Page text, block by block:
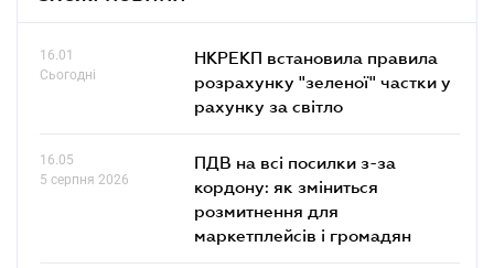
16.01
Сьогодні
НКРЕКП встановила правила
розрахунку "зеленої" частки у
рахунку за світло
16.05
5 серпня 2026
ПДВ на всі посилки з-за
кордону: як зміниться
розмитнення для
маркетплейсів і громадян